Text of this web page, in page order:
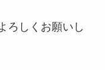
ろしくお願いし